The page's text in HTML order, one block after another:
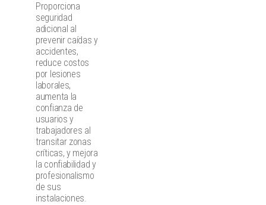
Proporciona
seguridad
adicional al
prevenir caídas y
accidentes,
reduce costos
por lesiones
laborales,
aumenta la
confianza de
usuarios y
trabajadores al
transitar zonas
críticas, y mejora
la confiabilidad y
profesionalismo
de sus
instalaciones.